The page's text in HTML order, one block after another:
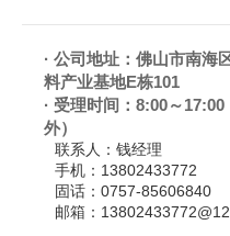
· 公司地址：佛山市南海
料产业基地E栋101
· 受理时间：8:00～
外）
联系人： 钱经理
手机： 13802433772
固话： 0757-85606840
邮箱：